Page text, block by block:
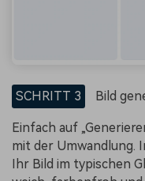
SCHRITT 3 Bild
Einfach auf
mit der Umwandlung.
Ihr Bild im typischen